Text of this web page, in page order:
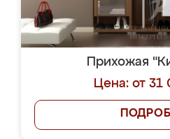
Прихожая
Цена: от 31